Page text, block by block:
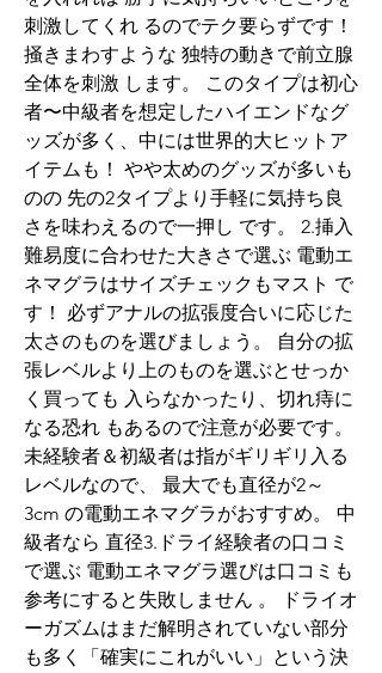
刺激してくれ るのでテク要らずです！
掻きまわすような 独特の動きで前立腺
全体を刺激 します。 このタイプは初心
者〜中級者を想定したハイエンドなグ
ッズが多く、中には世界的大ヒットア
イテムも！ やや太めのグッズが多いも
のの 先の2タイプより手軽に気持ち良
さを味わえるので一押し です。 2.挿入
難易度に合わせた大きさで選ぶ 電動エ
ネマグラはサイズチェックもマスト で
す！ 必ずアナルの拡張度合いに応じた
太さのものを選びましょう。 自分の拡
張レベルより上のものを選ぶとせっか
く買っても 入らなかったり、切れ痔に
なる恐れ もあるので注意が必要です。
未経験者＆初級者は指がギリギリ入る
レベルなので、 最大でも直径が2～
3cm の電動エネマグラがおすすめ。 中
級者なら 直径3.ドライ経験者の口コミ
で選ぶ 電動エネマグラ選びは口コミも
参考にすると失敗しません 。 ドライオ
ーガズムはまだ解明されていない部分
も多く「確実にこれがいい」という決